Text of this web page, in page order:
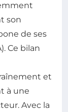
son
de ses
Ce bilan
et
à une
Avec la